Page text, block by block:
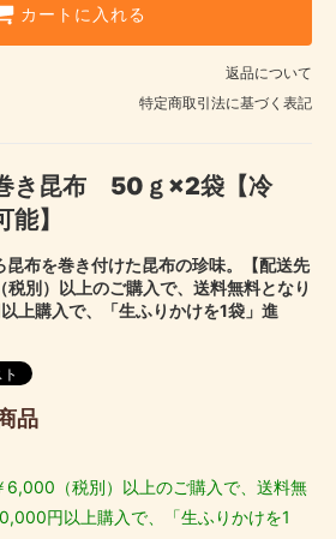
カートに入れる
返品について
特定商取引法に基づく表記
巻き昆布 50ｇ×2袋【冷
】
布を巻き付けた昆布の珍味。【配送先
別）以上のご購入で、送料無料となり
上購入で、「生ふりかけを1袋」進
品
6,000（税別）以上のご購入で、送料無
円以上購入で、「生ふりかけを1